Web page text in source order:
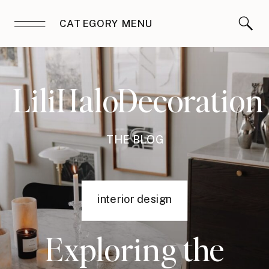
CATEGORY MENU
LiliHaloDecoration
THE BLOG
interior design
Exploring the